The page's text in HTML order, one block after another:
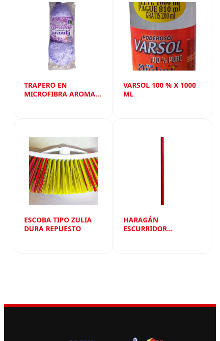
TRAPERO EN
MICROFIBRA AROMA
VARSOL 100 % X 1000
ML
ESCOBA TIPO ZULIA
DURA REPUESTO
HARAGÁN
ESCURRIDOR